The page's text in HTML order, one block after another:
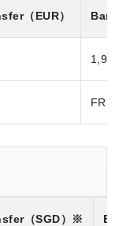
（EUR）
（SGD）※